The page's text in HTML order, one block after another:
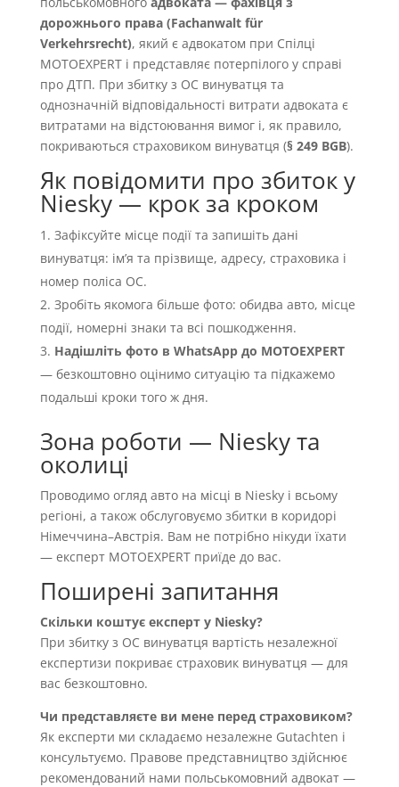
дорожнього права (Fachanwalt für
Verkehrsrecht), який є адвокатом при Спілці
MOTOEXPERT і представляє потерпілого у справі
про ДТП. При збитку з OC винуватця та
однозначній відповідальності витрати адвоката є
витратами на відстоювання вимог і, як правило,
покриваються страховиком винуватця (§ 249 BGB).
Як повідомити про збиток у
Niesky — крок за кроком
Зафіксуйте місце події та запишіть дані
винуватця: імʼя та прізвище, адресу, страховика і
номер поліса OC.
Зробіть якомога більше фото: обидва авто, місце
події, номерні знаки та всі пошкодження.
Надішліть фото в WhatsApp до MOTOEXPERT
— безкоштовно оцінимо ситуацію та підкажемо
подальші кроки того ж дня.
Зона роботи — Niesky та
околиці
Проводимо огляд авто на місці в Niesky і всьому
регіоні, а також обслуговуємо збитки в коридорі
Німеччина–Австрія. Вам не потрібно нікуди їхати
— експерт MOTOEXPERT приїде до вас.
Поширені запитання
Скільки коштує експерт у Niesky?
При збитку з OC винуватця вартість незалежної
експертизи покриває страховик винуватця — для
вас безкоштовно.
Чи представляєте ви мене перед страховиком?
Як експерти ми складаємо незалежне Gutachten і
консультуємо. Правове представництво здійснює
рекомендований нами польськомовний адвокат —